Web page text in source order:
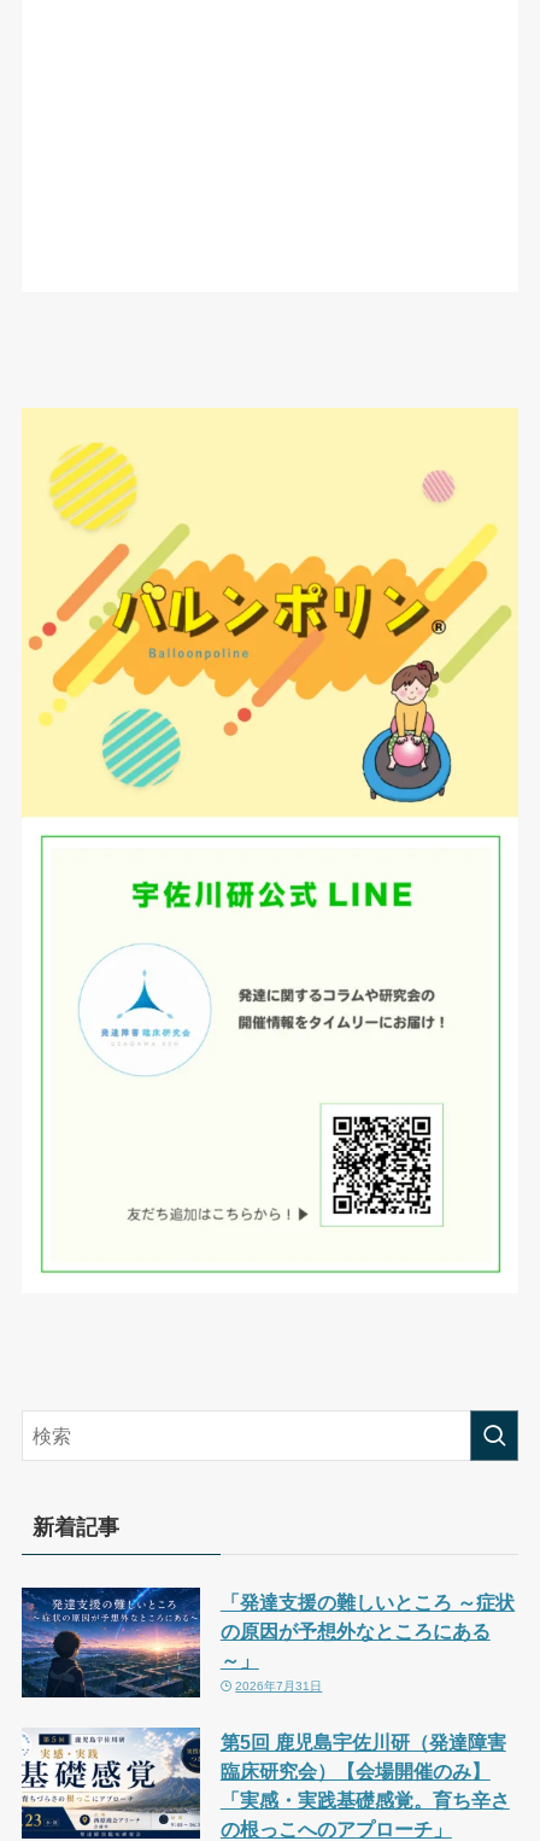
新着記事
「発達支援の難しいところ ～症状
の原因が予想外なところにある
～」
2026年7月31日
第5回 鹿児島宇佐川研（発達障害
臨床研究会）【会場開催のみ】
「実感・実践基礎感覚。育ち辛さ
の根っこへのアプローチ」